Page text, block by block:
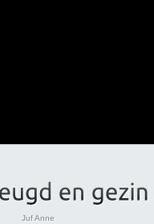
Juf Anne